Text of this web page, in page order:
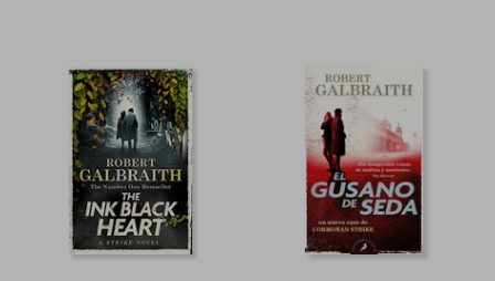
50%
dcto.
$ 83.341
$ 41.671
40%
dcto.